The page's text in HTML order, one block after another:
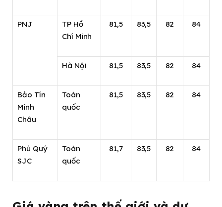
PNJ
TP Hồ
Chí Minh
81,5 83,5 82 84
Hà Nội 81,5 83,5 82 84
Bảo Tín
Minh
Châu
Toàn
quốc
81,5 83,5 82 84
Phú Quý
SJC
Toàn
quốc
81,7 83,5 82 84